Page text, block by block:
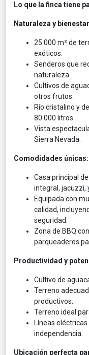
Lo que la finca tiene
Naturaleza y
25.000 m² de
exóticos.
Senderos que
naturaleza.
Cultivos de
otros frutos.
Río cristalino y
80.000 litros.
Vista
Sierra Nevada.
Comodidades únicas:
Casa principal
integral, jacuzzi,
Equipada con
calidad,
seguridad.
Zona de BBQ
parqueaderos
Productividad y
Cultivo de
Terreno
productivos.
Terreno ideal
Líneas
independencia.
Ubicación perfecta